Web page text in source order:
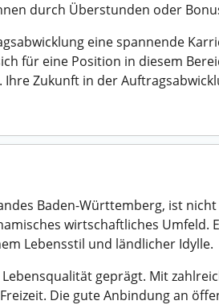
durch Überstunden oder
eine spannende
für eine Position in diesem
Zukunft in der
Baden-Württemberg, ist
wirtschaftliches Umfeld.
Lebensstil und ländlicher Idylle.
geprägt. Mit
Die gute Anbindung an